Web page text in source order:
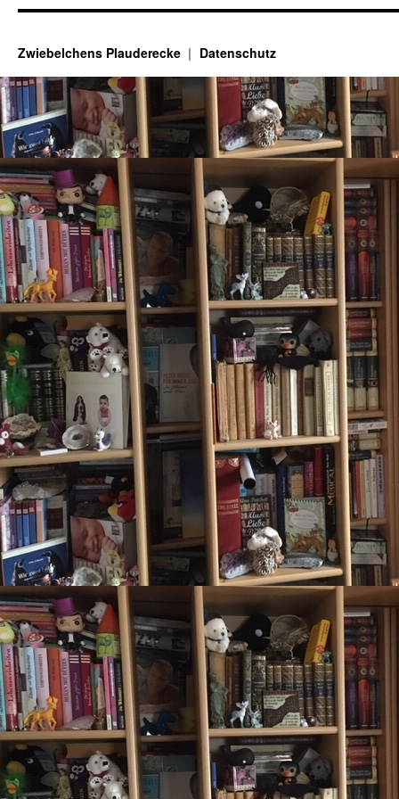
Zwiebelchens Plauderecke Datenschutz